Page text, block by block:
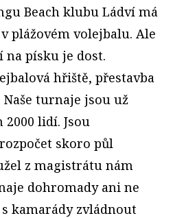
Beach klubu Ládví má
plážovém volejbalu. Ale
na písku je dost.
hřiště, přestavba
turnaje jsou už
lidí. Jsou
skoro půl
z magistrátu nám
dohromady ani ne
kamarády zvládnout